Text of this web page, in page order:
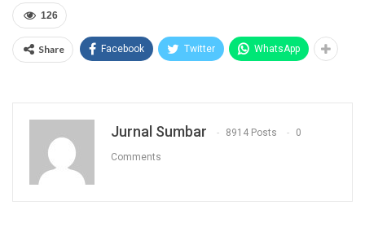
126
Share Facebook Twitter WhatsApp
Jurnal Sumbar 8914 Posts 0
Comments